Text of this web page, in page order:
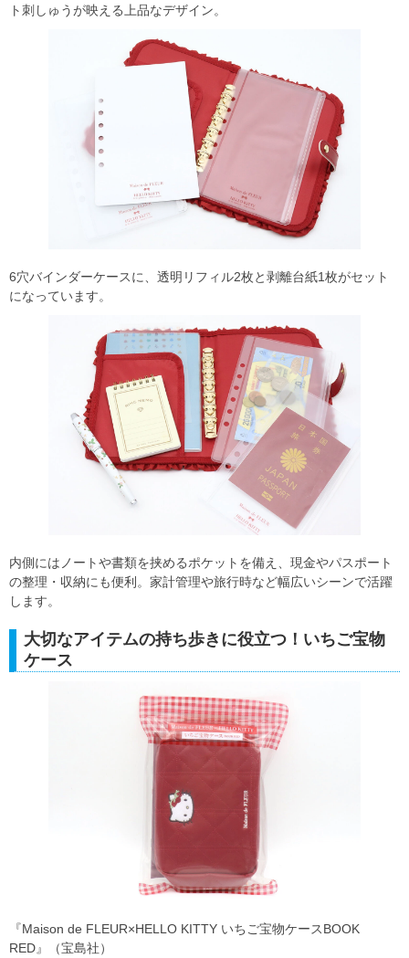
ト刺しゅうが映える上品なデザイン。
6穴バインダーケースに、透明リフィル2枚と剥離台紙1枚がセット
になっています。
内側にはノートや書類を挟めるポケットを備え、現金やパスポート
の整理・収納にも便利。家計管理や旅行時など幅広いシーンで活躍
します。
大切なアイテムの持ち歩きに役立つ！いちご宝物
ケース
『Maison de FLEUR×HELLO KITTY いちご宝物ケースBOOK
RED』（宝島社）